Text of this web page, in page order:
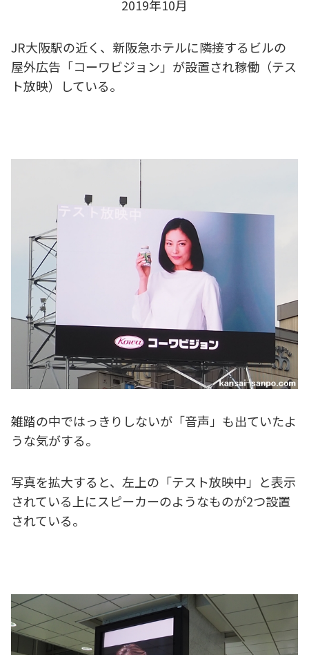
2019年10月
JR大阪駅の近く、新阪急ホテルに隣接するビルの
屋外広告「コーワビジョン」が設置され稼働（テス
ト放映）している。
雑踏の中ではっきりしないが「音声」も出ていたよ
うな気がする。
写真を拡大すると、左上の「テスト放映中」と表示
されている上にスピーカーのようなものが2つ設置
されている。